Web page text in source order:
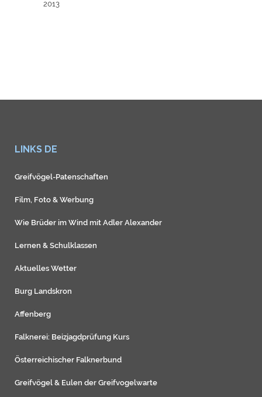
2013
LINKS DE
Greifvögel-Patenschaften
Film, Foto & Werbung
Wie Brüder im Wind mit Adler Alexander
Lernen & Schulklassen
Aktuelles Wetter
Burg Landskron
Affenberg
Falknerei: Beizjagdprüfung Kurs
Österreichischer Falknerbund
Greifvögel & Eulen der Greifvogelwarte